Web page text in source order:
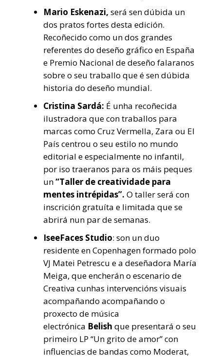
Mario Eskenazi, será sen dúbida un
dos pratos fortes desta edición.
Recoñecido como un dos grandes
referentes do deseño gráfico en España
e Premio Nacional de deseño falaranos
sobre o seu traballo que é sen dúbida
historia do deseño mundial.
Cristina Sardá: É unha recoñecida
ilustradora que con traballos para
marcas como Cruz Vermella, Zara ou El
País centrou o seu estilo no mundo
editorial e especialmente no infantil,
por iso traeranos para os máis peques
un“Taller de creatividade para
mentes intrépidas”. O taller será con
inscrición gratuíta e limitada que se
abrirá nun par de semanas.
IseeFaces Studio: son un duo
residente en Copenhagen formado polo
VJ Matei Petrescu e a deseñadora María
Meiga, que encherán o escenario de
Creativa cunhas intervencións visuais
acompañando acompañando o
proxecto de música
electrónica Belish que presentará o seu
primeiro LP “Un grito de amor” con
influencias de bandas como Moderat,